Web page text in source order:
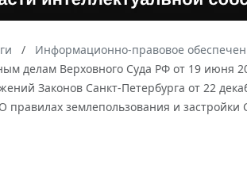
Информационно-правовое
делам Верховного Суда РФ от 19 июня
Законов Санкт-Петербурга от 22
правилах землепользования и